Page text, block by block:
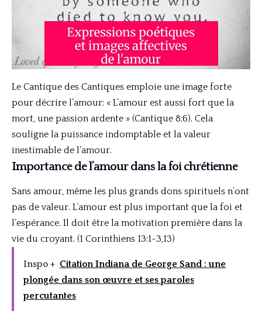
Le Cantique des Cantiques emploie une image forte
pour décrire l’amour: « L’amour est aussi fort que la
mort, une passion ardente » (Cantique 8:6). Cela
souligne la puissance indomptable et la valeur
inestimable de l’amour.
Importance de l’amour dans la foi chrétienne
Sans amour, même les plus grands dons spirituels n’ont
pas de valeur. L’amour est plus important que la foi et
l’espérance. Il doit être la motivation première dans la
vie du croyant. (1 Corinthiens 13:1-3,13)
Inspo + Citation Indiana de George Sand : une
plongée dans son œuvre et ses paroles
percutantes